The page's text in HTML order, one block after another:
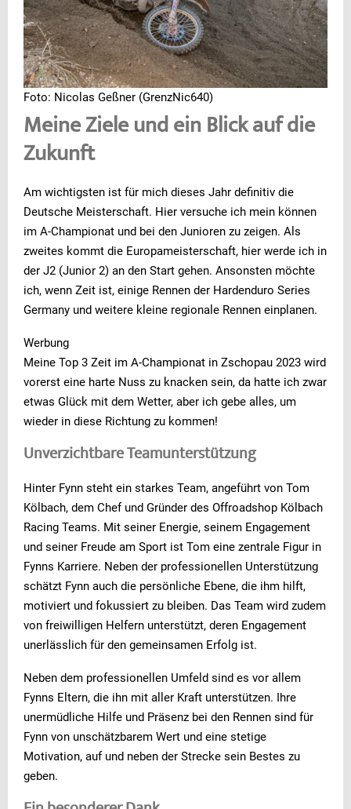
Foto: Nicolas Geßner (GrenzNic640)
Meine Ziele und ein Blick auf die
Zukunft
Am wichtigsten ist für mich dieses Jahr definitiv die
Deutsche Meisterschaft. Hier versuche ich mein können
im A-Championat und bei den Junioren zu zeigen. Als
zweites kommt die Europameisterschaft, hier werde ich in
der J2 (Junior 2) an den Start gehen. Ansonsten möchte
ich, wenn Zeit ist, einige Rennen der Hardenduro Series
Germany und weitere kleine regionale Rennen einplanen.
Werbung
Meine Top 3 Zeit im A-Championat in Zschopau 2023 wird
vorerst eine harte Nuss zu knacken sein, da hatte ich zwar
etwas Glück mit dem Wetter, aber ich gebe alles, um
wieder in diese Richtung zu kommen!
Unverzichtbare Teamunterstützung
Hinter Fynn steht ein starkes Team, angeführt von Tom
Kölbach, dem Chef und Gründer des Offroadshop Kölbach
Racing Teams. Mit seiner Energie, seinem Engagement
und seiner Freude am Sport ist Tom eine zentrale Figur in
Fynns Karriere. Neben der professionellen Unterstützung
schätzt Fynn auch die persönliche Ebene, die ihm hilft,
motiviert und fokussiert zu bleiben. Das Team wird zudem
von freiwilligen Helfern unterstützt, deren Engagement
unerlässlich für den gemeinsamen Erfolg ist.
Neben dem professionellen Umfeld sind es vor allem
Fynns Eltern, die ihn mit aller Kraft unterstützen. Ihre
unermüdliche Hilfe und Präsenz bei den Rennen sind für
Fynn von unschätzbarem Wert und eine stetige
Motivation, auf und neben der Strecke sein Bestes zu
geben.